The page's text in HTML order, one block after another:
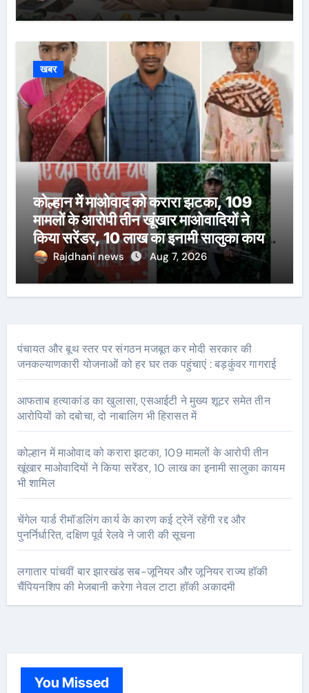
खबर
कोल्हान में माओवाद को करारा झटका, 109
मामलों के आरोपी तीन खूंखार माओवादियों ने
किया सरेंडर, 10 लाख का इनामी सालुका कायम
भी शामिल
Rajdhani news Aug 7, 2026
पंचायत और बूथ स्तर पर संगठन मजबूत कर मोदी सरकार की
जनकल्याणकारी योजनाओं को हर घर तक पहुंचाएं : बड़कुंवर गागराई
आफताब हत्याकांड का खुलासा, एसआईटी ने मुख्य शूटर समेत तीन
आरोपियों को दबोचा, दो नाबालिग भी हिरासत में
कोल्हान में माओवाद को करारा झटका, 109 मामलों के आरोपी तीन
खूंखार माओवादियों ने किया सरेंडर, 10 लाख का इनामी सालुका कायम
भी शामिल
चेंगेल यार्ड रीमॉडलिंग कार्य के कारण कई ट्रेनें रहेंगी रद्द और
पुनर्निर्धारित, दक्षिण पूर्व रेलवे ने जारी की सूचना
लगातार पांचवीं बार झारखंड सब-जूनियर और जूनियर राज्य हॉकी
चैंपियनशिप की मेजबानी करेगा नेवल टाटा हॉकी अकादमी
You Missed